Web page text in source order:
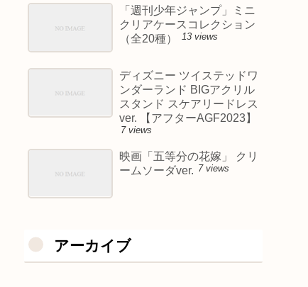
「週刊少年ジャンプ」ミニ
クリアケースコレクション
（全20種）
13 views
ディズニー ツイステッドワ
ンダーランド BIGアクリル
スタンド スケアリードレス
ver. 【アフターAGF2023】
7 views
映画「五等分の花嫁」 クリ
ームソーダver. 7 views
アーカイブ